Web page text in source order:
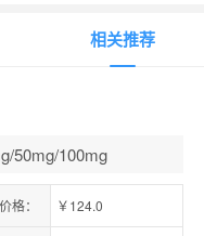
相关推荐
50mg/100mg
格： ￥124.0